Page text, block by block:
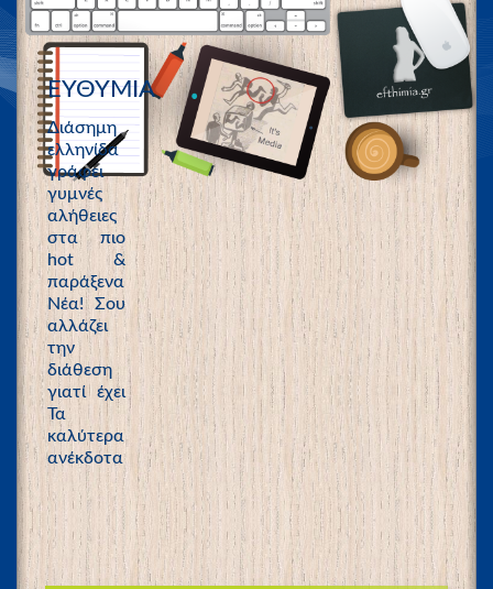
ΕΥΘΥΜΙΑ
Διάσημη
ελληνίδα
γράφει
γυμνές
αλήθειες
στα πιο
hot &
παράξενα
Νέα! Σου
αλλάζει
την
διάθεση
γιατί έχει
Τα
καλύτερα
ανέκδοτα